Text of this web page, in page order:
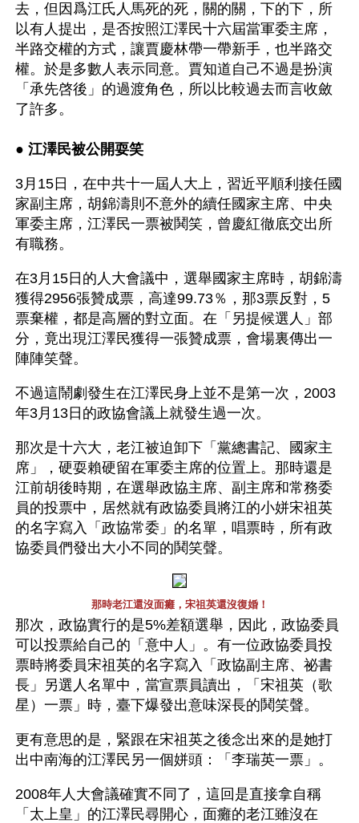
去，但因爲江氏人馬死的死，關的關，下的下，所
以有人提出，是否按照江澤民十六屆當軍委主席，
半路交權的方式，讓賈慶林帶一帶新手，也半路交
權。於是多數人表示同意。賈知道自己不過是扮演
「承先啓後」的過渡角色，所以比較過去而言收斂
了許多。
● 江澤民被公開耍笑
3月15日，在中共十一屆人大上，習近平順利接任國
家副主席，胡錦濤則不意外的續任國家主席、中央
軍委主席，江澤民一票被鬨笑，曾慶紅徹底交出所
有職務。
在3月15日的人大會議中，選舉國家主席時，胡錦濤
獲得2956張贊成票，高達99.73％，那3票反對，5
票棄權，都是高層的對立面。在「另提候選人」部
分，竟出現江澤民獲得一張贊成票，會場裏傳出一
陣陣笑聲。
不過這鬧劇發生在江澤民身上並不是第一次，2003
年3月13日的政協會議上就發生過一次。
那次是十六大，老江被迫卸下「黨總書記、國家主
席」，硬耍賴硬留在軍委主席的位置上。那時還是
江前胡後時期，在選舉政協主席、副主席和常務委
員的投票中，居然就有政協委員將江的小姘宋祖英
的名字寫入「政協常委」的名單，唱票時，所有政
協委員們發出大小不同的鬨笑聲。
那時老江還沒面癱，宋祖英還沒復婚！
那次，政協實行的是5%差額選舉，因此，政協委員
可以投票給自己的「意中人」。有一位政協委員投
票時將委員宋祖英的名字寫入「政協副主席、祕書
長」另選人名單中，當宣票員讀出，「宋祖英（歌
星）一票」時，臺下爆發出意味深長的鬨笑聲。
更有意思的是，緊跟在宋祖英之後念出來的是她打
出中南海的江澤民另一個姘頭：「李瑞英一票」。
2008年人大會議確實不同了，這回是直接拿自稱
「太上皇」的江澤民尋開心，面癱的老江雖沒在